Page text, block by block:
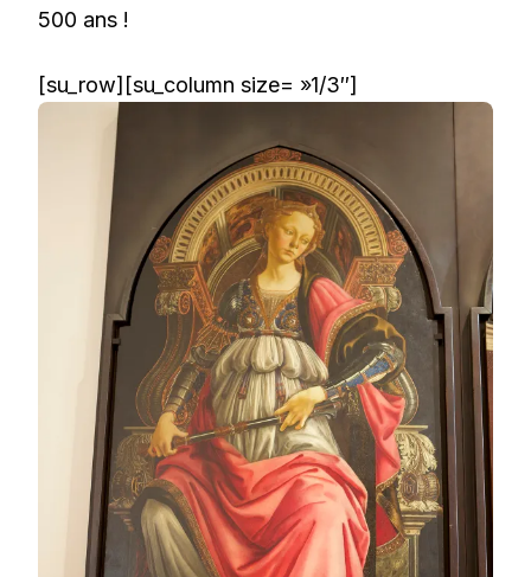
500 ans !
[su_row][su_column size= »1/3″]